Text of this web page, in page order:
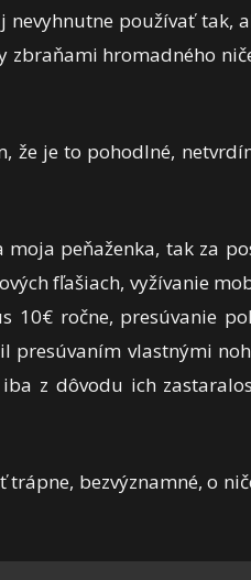
používať tak,
zbraňami hromadného
že je to pohodlné,
peňaženka, tak za
fľašiach, vyžívanie
10€ ročne, presúvanie
presúvaním vlastnými
z dôvodu ich
trápne, bezvýznamné, o